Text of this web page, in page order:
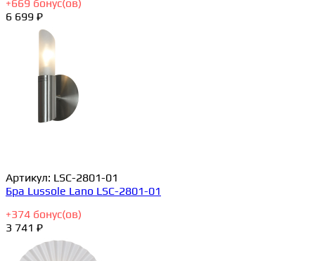
+669 бонус(ов)
6 699 ₽
Артикул: LSC-2801-01
Бра Lussole Lano LSC-2801-01
+374 бонус(ов)
3 741 ₽